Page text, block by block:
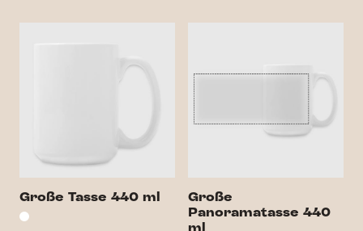
Große Tasse 440 ml
Große
Panoramatasse 440
ml